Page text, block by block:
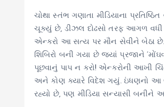
ચોથા સ્તંભ ગણાતા મીડિયાના
ચૂક્યું છે, ડીઝલ દોઢસો તરફ આગળ વધી
એન્કરો આ સત્ય પર મૌન સેવીને બેઠા છે.
શિબિરો બની ગયા છે જ્યાં પ્રજાને
પૂછવાનું પાપ ન કરો! એન્કરોની આખી
અને કોણ ક્યારે વિદેશ ગયું. ઇંધણનો આ
રહ્યો છે, પણ મીડિયા સન્યાસી બનીને